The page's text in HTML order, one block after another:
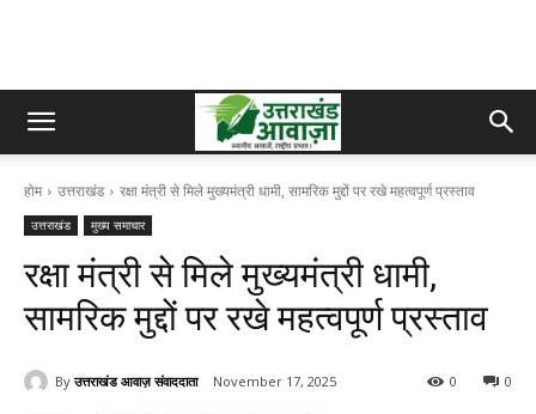
होम उत्तराखंड रक्षा मंत्री से मिले मुख्यमंत्री धामी, सामरिक मुद्दों पर रखे महत्वपूर्ण प्रस्ताव
उत्तराखंड मुख्य समाचार
रक्षा मंत्री से मिले मुख्यमंत्री धामी,
सामरिक मुद्दों पर रखे महत्वपूर्ण प्रस्ताव
By उत्तराखंड आवाज़ संवाददाता November 17, 2025 0
0